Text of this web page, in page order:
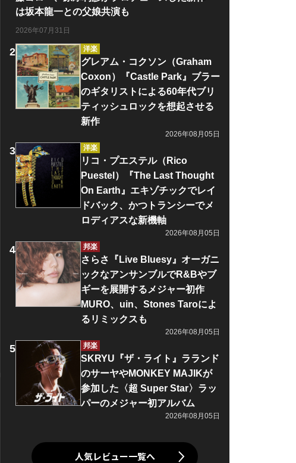
は坂本龍一との父娘共演も
2026年07月31日
洋楽
グレアム・コクソン（Graham
Coxon）『Castle Park』ブラー
のギタリストによる60年代ブリ
ティッシュロックを想起させる
新作
2026年08月05日
洋楽
リコ・プエステル（Rico
Puestel）『The Last Thought
On Earth』エキゾチックでレイ
ドバック、かつトランシーでメ
ロディアスな新機軸
2026年08月05日
邦楽
さらさ『Live Bluesy』オーガニ
ックなアンサンブルでR&Bやブ
ギーを展開するメジャー初作
MURO、uin、Stones Taroによ
るリミックスも
2026年08月05日
邦楽
SKRYU『ザ・ライト』ラランド
のサーヤやMONKEY MAJIKが
参加した〈超 Super Star〉ラッ
パーのメジャー初アルバム
2026年08月05日
人気レビュー一覧へ